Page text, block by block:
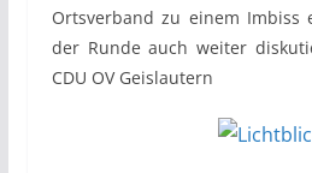
Ortsverband zu einem
der Runde auch weiter
CDU OV Geislautern